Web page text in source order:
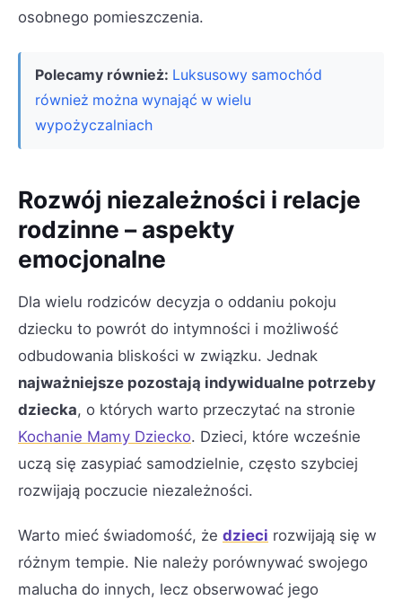
osobnego pomieszczenia.
Polecamy również: Luksusowy samochód
również można wynająć w wielu
wypożyczalniach
Rozwój niezależności i relacje
rodzinne – aspekty
emocjonalne
Dla wielu rodziców decyzja o oddaniu pokoju
dziecku to powrót do intymności i możliwość
odbudowania bliskości w związku. Jednak
najważniejsze pozostają indywidualne potrzeby
dziecka, o których warto przeczytać na stronie
Kochanie Mamy Dziecko. Dzieci, które wcześnie
uczą się zasypiać samodzielnie, często szybciej
rozwijają poczucie niezależności.
Warto mieć świadomość, że dzieci rozwijają się w
różnym tempie. Nie należy porównywać swojego
malucha do innych, lecz obserwować jego